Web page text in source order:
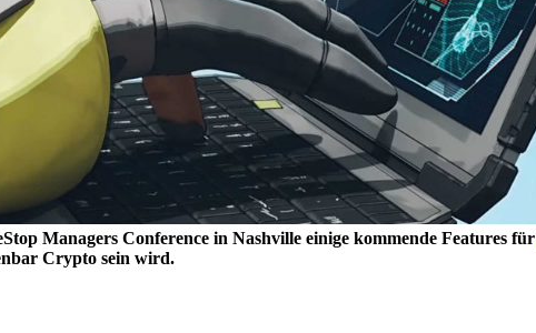
Managers Conference in Nashville einige kommende Features für
Crypto sein wird.